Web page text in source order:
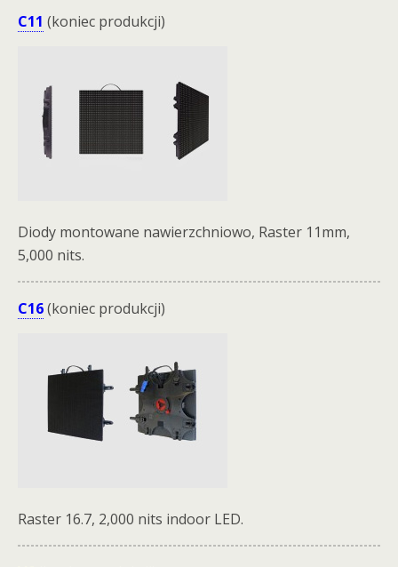
C11 (koniec produkcji)
Diody montowane nawierzchniowo, Raster 11mm,
5,000 nits.
C16(koniec produkcji)
Raster 16.7, 2,000 nits indoor LED.